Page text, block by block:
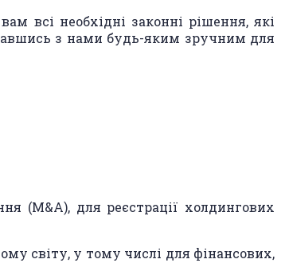
всі необхідні законні рішення, які
з нами будь-яким зручним для
(M&A), для реєстрації холдингових
світу, у тому числі для фінансових,